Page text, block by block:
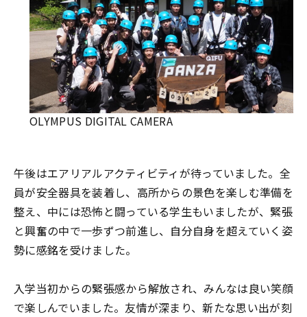
OLYMPUS DIGITAL CAMERA
午後はエアリアルアクティビティが待っていました。全
員が安全器具を装着し、高所からの景色を楽しむ準備を
整え、中には恐怖と闘っている学生もいましたが、緊張
と興奮の中で一歩ずつ前進し、自分自身を超えていく姿
勢に感銘を受けました。
入学当初からの緊張感から解放され、みんなは良い笑顔
で楽しんでいました。友情が深まり、新たな思い出が刻